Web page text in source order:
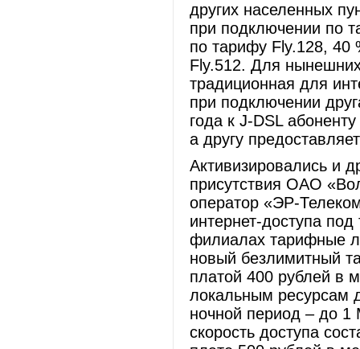
других населенных
при подключении по
по тарифу Fly.128, 40
Fly.512. Для
традиционная для
при подключении
года к J-DSL
а другу
Активизировались и
присутствия ОАО
оператор «ЭР-
интернет-доступа
филиалах тарифные
новый безлимитный
платой 400 рублей в
локальным ресурсам
ночной период – до
скорость доступа